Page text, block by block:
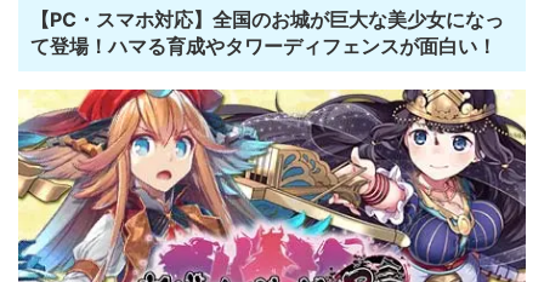
【PC・スマホ対応】全国のお城が巨大な美少女になっ
て登場！ハマる育成やタワーディフェンスが面白い！